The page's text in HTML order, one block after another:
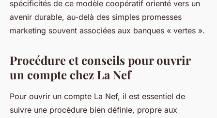
spécificités de ce modèle coopératif orienté vers un
avenir durable, au-delà des simples promesses
marketing souvent associées aux banques « vertes ».
Procédure et conseils pour ouvrir
un compte chez La Nef
Pour ouvrir un compte La Nef, il est essentiel de
suivre une procédure bien définie, propre aux